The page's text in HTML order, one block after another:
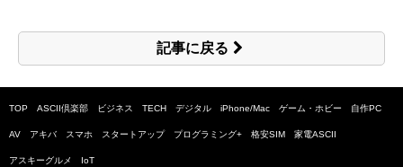
記事に戻る
TOP ASCII倶楽部 ビジネス TECH デジタル iPhone/Mac ゲーム・ホビー 自作PC
AV アキバ スマホ スタートアップ プログラミング+ 格安SIM 家電ASCII
アスキーグルメ IoT